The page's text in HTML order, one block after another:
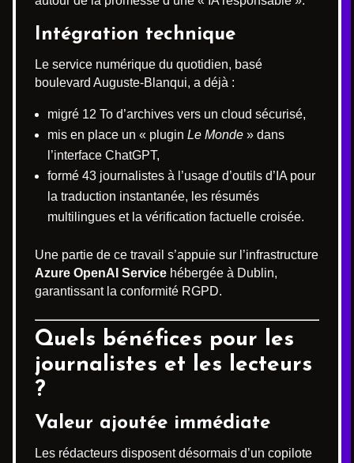
Intégration technique
Le service numérique du quotidien, basé
boulevard Auguste-Blanqui, a déjà :
migré 12 To d’archives vers un cloud sécurisé,
mis en place un « plugin Le Monde » dans
l’interface ChatGPT,
formé 43 journalistes à l’usage d’outils d’IA pour
la traduction instantanée, les résumés
multilingues et la vérification factuelle croisée.
Une partie de ce travail s’appuie sur l’infrastructure
Azure OpenAI Service hébergée à Dublin,
garantissant la conformité RGPD.
Quels bénéfices pour les
journalistes et les lecteurs
?
Valeur ajoutée immédiate
Les rédacteurs disposent désormais d’un copilote